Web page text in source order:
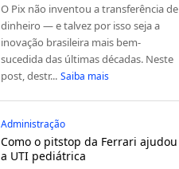
O Pix não inventou a transferência de
dinheiro — e talvez por isso seja a
inovação brasileira mais bem-
sucedida das últimas décadas. Neste
post, destr... Saiba mais
Administração
Como o pitstop da Ferrari ajudou
a UTI pediátrica